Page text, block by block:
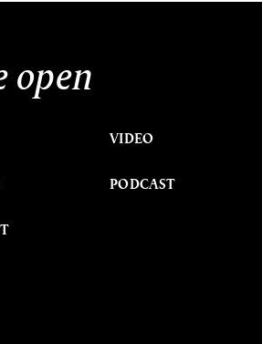
open
VIDEO
PODCAST